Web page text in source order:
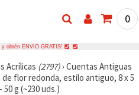
0
obtén ENVÍO GRATIS!
Acrílicas (2797)› Cuentas Antiguas
flor redonda, estilo antiguo, 8 x 5
g (~230 uds.)